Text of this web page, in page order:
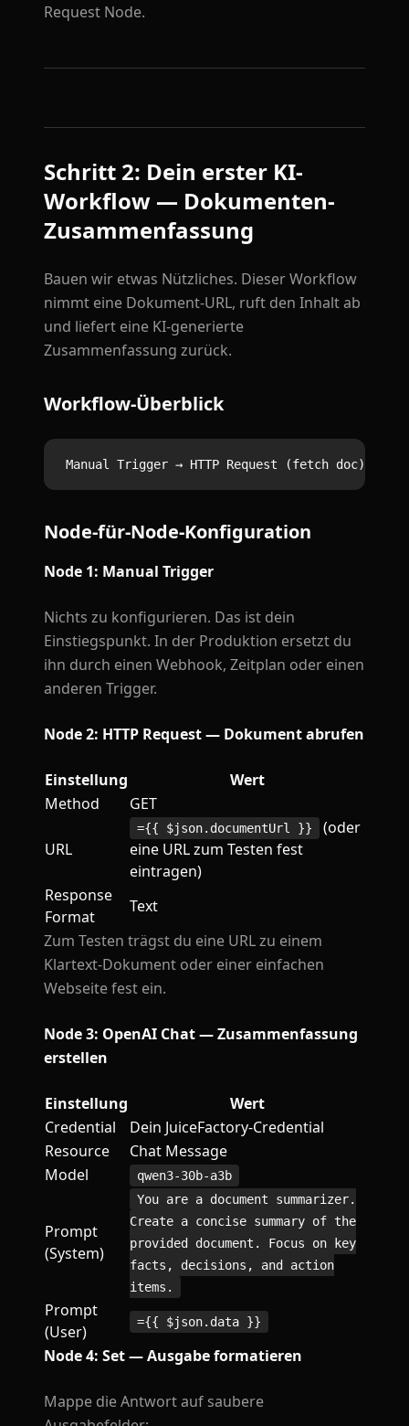
Request Node.
Schritt 2: Dein erster KI-
Workflow — Dokumenten-
Zusammenfassung
Bauen wir etwas Nützliches. Dieser Workflow
nimmt eine Dokument-URL, ruft den Inhalt ab
und liefert eine KI-generierte
Zusammenfassung zurück.
Workflow-Überblick
Node-für-Node-Konfiguration
Node 1: Manual Trigger
Nichts zu konfigurieren. Das ist dein
Einstiegspunkt. In der Produktion ersetzt du
ihn durch einen Webhook, Zeitplan oder einen
anderen Trigger.
Node 2: HTTP Request — Dokument abrufen
Einstellung
Wert
Method
GET
URL
={{ $json.documentUrl }}
(oder
eine URL zum Testen fest
eintragen)
Response
Format
Text
Zum Testen trägst du eine URL zu einem
Klartext-Dokument oder einer einfachen
Webseite fest ein.
Node 3: OpenAI Chat — Zusammenfassung
erstellen
Einstellung
Wert
Credential
Dein JuiceFactory-Credential
Resource
Chat Message
Model
qwen3-30b-a3b
Prompt
(System)
You are a document summarizer.
Create a concise summary of the
provided document. Focus on key
facts, decisions, and action
items.
Prompt
(User)
={{ $json.data }}
Node 4: Set — Ausgabe formatieren
Mappe die Antwort auf saubere